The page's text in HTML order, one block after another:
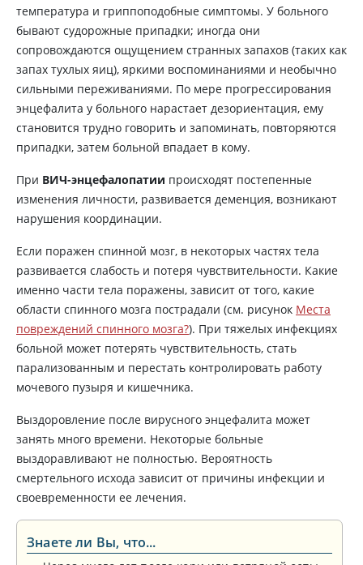
температура и гриппоподобные симптомы. У больного
бывают судорожные припадки; иногда они
сопровождаются ощущением странных запахов (таких как
запах тухлых яиц), яркими воспоминаниями и необычно
сильными переживаниями. По мере прогрессирования
энцефалита у больного нарастает дезориентация, ему
становится трудно говорить и запоминать, повторяются
припадки, затем больной впадает в кому.
При ВИЧ-энцефалопатии происходят постепенные
изменения личности, развивается деменция, возникают
нарушения координации.
Если поражен спинной мозг, в некоторых частях тела
развивается слабость и потеря чувствительности. Какие
именно части тела поражены, зависит от того, какие
области спинного мозга пострадали (см. рисунок Места
повреждений спинного мозга?). При тяжелых инфекциях
больной может потерять чувствительность, стать
парализованным и перестать контролировать работу
мочевого пузыря и кишечника.
Выздоровление после вирусного энцефалита может
занять много времени. Некоторые больные
выздоравливают не полностью. Вероятность
смертельного исхода зависит от причины инфекции и
своевременности ее лечения.
Знаете ли Вы, что...